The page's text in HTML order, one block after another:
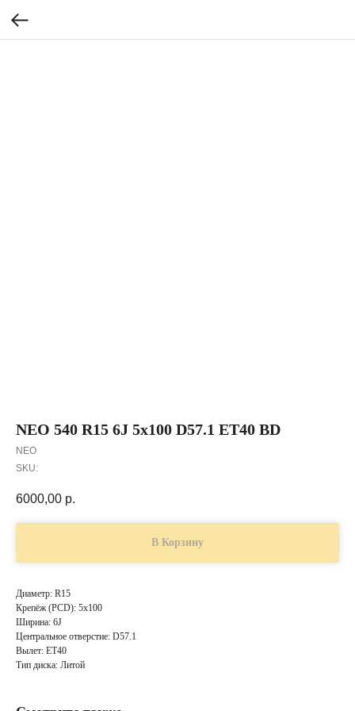
NEO 540 R15 6J 5x100 D57.1 ET40 BD
NEO
SKU:
6000,00 р.
В Корзину
Диаметр: R15
Крепёж (PCD): 5x100
Ширина: 6J
Центральное отверстие: D57.1
Вылет: ET40
Тип диска: Литой